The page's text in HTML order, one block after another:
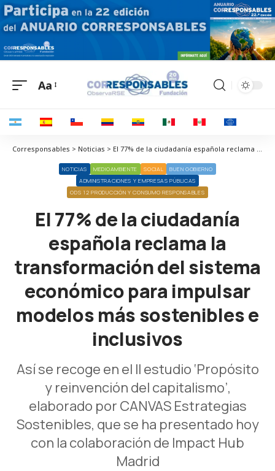
Aa
Corresponsables > Noticias > El 77% de la ciudadanía española reclama la transformación del sistema económico para impulsar modelos más sostenibles e inclusivos
NOTICIAS MEDIOAMBIENTE SOCIAL
BUEN GOBIERNO
ADMINISTRACIONES Y EMPRESAS PÚBLICAS
ODS 12 PRODUCCIÓN Y CONSUMO RESPONSABLES
El 77% de la ciudadanía
española reclama la
transformación del sistema
económico para impulsar
modelos más sostenibles e
inclusivos
Así se recoge en el II estudio ‘Propósito
y reinvención del capitalismo’,
elaborado por CANVAS Estrategias
Sostenibles, que se ha presentado hoy
con la colaboración de Impact Hub
Madrid